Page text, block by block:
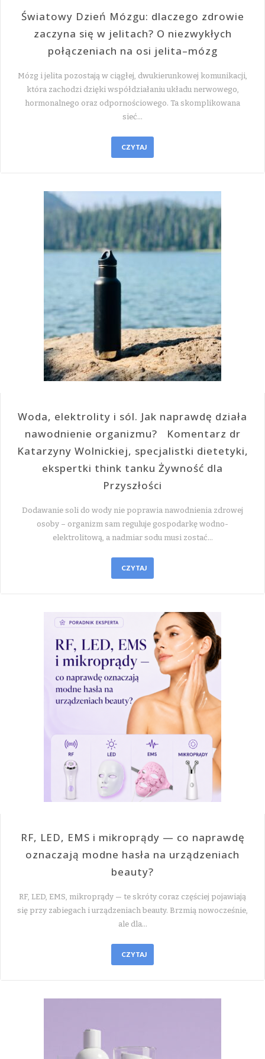
Światowy Dzień Mózgu: dlaczego zdrowie
zaczyna się w jelitach? O niezwykłych
połączeniach na osi jelita–mózg
Mózg i jelita pozostają w ciągłej, dwukierunkowej komunikacji,
która zachodzi dzięki współdziałaniu układu nerwowego,
hormonalnego oraz odpornościowego. Ta skomplikowana
sieć…
CZYTAJ
Woda, elektrolity i sól. Jak naprawdę działa
nawodnienie organizmu? Komentarz dr
Katarzyny Wolnickiej, specjalistki dietetyki,
ekspertki think tanku Żywność dla
Przyszłości
Dodawanie soli do wody nie poprawia nawodnienia zdrowej
osoby – organizm sam reguluje gospodarkę wodno-
elektrolitową, a nadmiar sodu musi zostać…
CZYTAJ
RF, LED, EMS i mikroprądy — co naprawdę
oznaczają modne hasła na urządzeniach
beauty?
RF, LED, EMS, mikroprądy — te skróty coraz częściej pojawiają
się przy zabiegach i urządzeniach beauty. Brzmią nowocześnie,
ale dla…
CZYTAJ